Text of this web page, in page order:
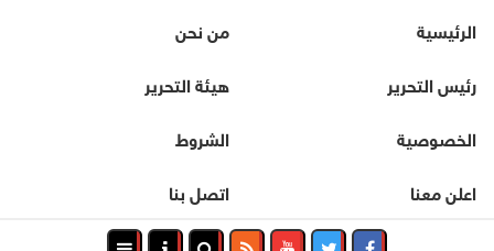
الرئيسية
من نحن
رئيس التحرير
هيئة التحرير
الخصوصية
الشروط
اعلن معنا
اتصل بنا